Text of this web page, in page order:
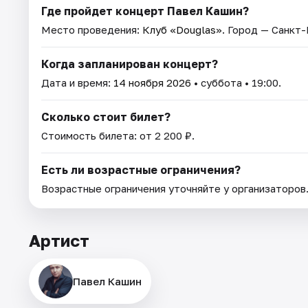
Где пройдет концерт Павел Кашин?
Место проведения: Клуб «Douglas». Город —
Когда запланирован концерт?
Дата и время: 14 ноября 2026 • суббота • 19:00.
Сколько стоит билет?
Стоимость билета: от 2 200 ₽.
Есть ли возрастные ограничения?
Возрастные ограничения уточняйте у организаторов.
Артист
Павел Кашин